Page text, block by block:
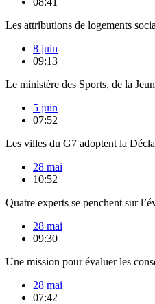
Les attributions de logements
8 juin
09:13
Le ministère des Sports, de la
5 juin
07:52
Les villes du G7 adoptent la
28 mai
10:52
Quatre experts se penchent sur
28 mai
09:30
Une mission pour évaluer les
28 mai
07:42